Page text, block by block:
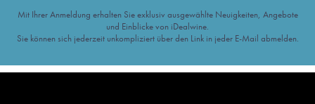
Mit Ihrer Anmeldung erhalten Sie exklusiv ausgewählte Neuigkeiten, Angebote
und Einblicke von iDealwine.
Sie können sich jederzeit unkompliziert über den Link in jeder E-Mail abmelden.